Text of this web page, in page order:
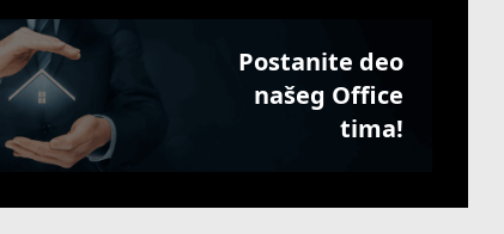
Postanite deo
našeg Office
tima!